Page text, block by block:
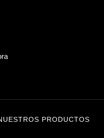
PRODUCTOS